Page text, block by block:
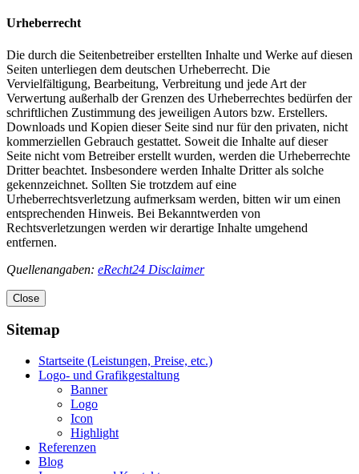
Urheberrecht
Die durch die Seitenbetreiber erstellten Inhalte und Werke auf diesen
Seiten unterliegen dem deutschen Urheberrecht. Die
Vervielfältigung, Bearbeitung, Verbreitung und jede Art der
Verwertung außerhalb der Grenzen des Urheberrechtes bedürfen der
schriftlichen Zustimmung des jeweiligen Autors bzw. Erstellers.
Downloads und Kopien dieser Seite sind nur für den privaten, nicht
kommerziellen Gebrauch gestattet. Soweit die Inhalte auf dieser
Seite nicht vom Betreiber erstellt wurden, werden die Urheberrechte
Dritter beachtet. Insbesondere werden Inhalte Dritter als solche
gekennzeichnet. Sollten Sie trotzdem auf eine
Urheberrechtsverletzung aufmerksam werden, bitten wir um einen
entsprechenden Hinweis. Bei Bekanntwerden von
Rechtsverletzungen werden wir derartige Inhalte umgehend
entfernen.
Quellenangaben: eRecht24 Disclaimer
Close
Sitemap
Startseite (Leistungen, Preise, etc.)
Logo- und Grafikgestaltung
Banner
Logo
Icon
Highlight
Referenzen
Blog